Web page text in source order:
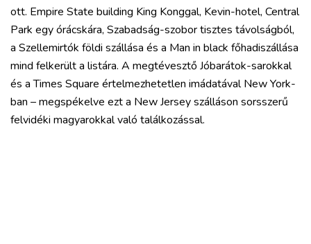
ott. Empire State building King Konggal, Kevin-hotel, Central
Park egy órácskára, Szabadság-szobor tisztes távolságból,
a Szellemirtók földi szállása és a Man in black főhadiszállása
mind felkerült a listára. A megtévesztő Jóbarátok-sarokkal
és a Times Square értelmezhetetlen imádatával New York-
ban – megspékelve ezt a New Jersey szálláson sorsszerű
felvidéki magyarokkal való találkozással.